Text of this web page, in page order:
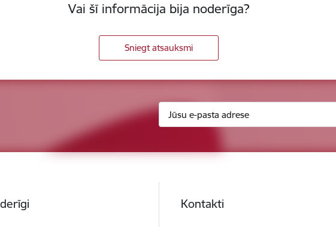
Vai šī informācija bija noderīga?
Sniegt atsauksmi
Kontakti